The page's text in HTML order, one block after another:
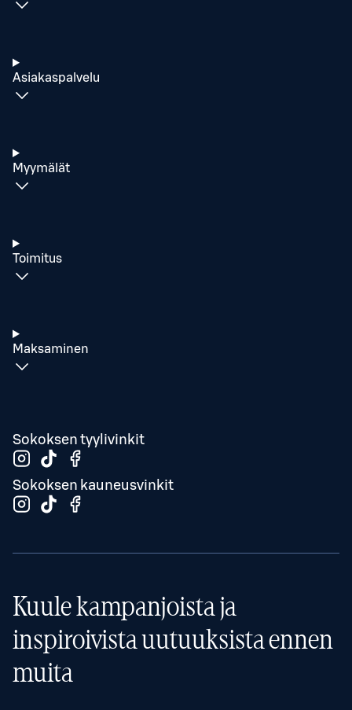
Asiakaspalvelu
Myymälät
Toimitus
Maksaminen
Sokoksen tyylivinkit
Sokoksen kauneusvinkit
Kuule kampanjoista ja
inspiroivista uutuuksista ennen
muita